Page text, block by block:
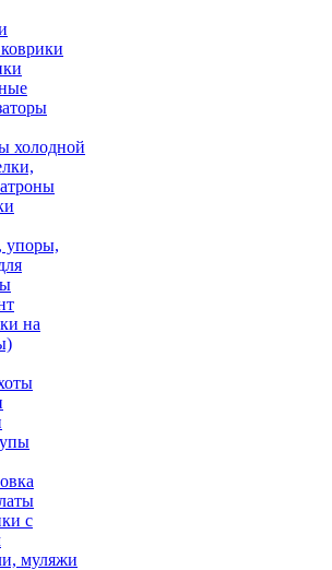
холодной
упоры,
на
с
муляжи